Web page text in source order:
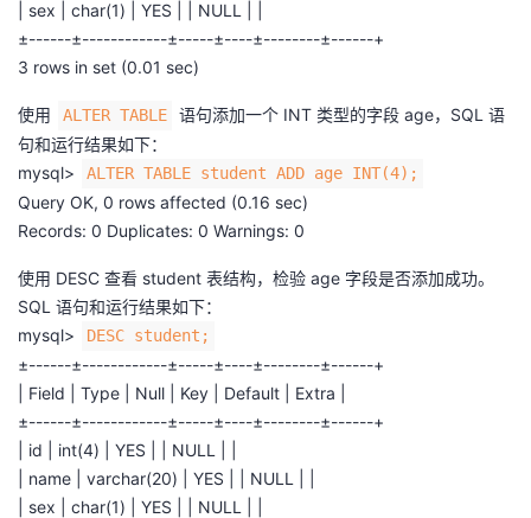
| sex | char(1) | YES | | NULL | |
±------±------------±-----±----±--------±------+
3 rows in set (0.01 sec)
使用 ALTER TABLE
语句添加一个 INT 类型的字段 age，SQL 语
句和运行结果如下：
mysql>
ALTER TABLE student ADD age INT(4);
Query OK, 0 rows affected (0.16 sec)
Records: 0 Duplicates: 0 Warnings: 0
使用 DESC 查看 student 表结构，检验 age 字段是否添加成功。
SQL 语句和运行结果如下：
mysql>
DESC student;
±------±------------±-----±----±--------±------+
| Field | Type | Null | Key | Default | Extra |
±------±------------±-----±----±--------±------+
| id | int(4) | YES | | NULL | |
| name | varchar(20) | YES | | NULL | |
| sex | char(1) | YES | | NULL | |